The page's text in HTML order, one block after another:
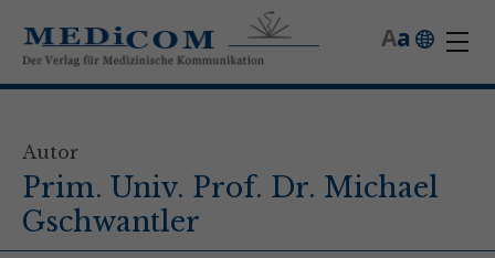
a
A
Autor
Prim. Univ. Prof. Dr. Michael
Gschwantler